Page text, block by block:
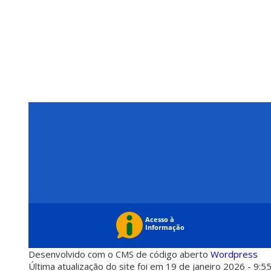
Desenvolvido com o CMS de código aberto Wordpress
Última atualização do site foi em 19 de janeiro 2026 -